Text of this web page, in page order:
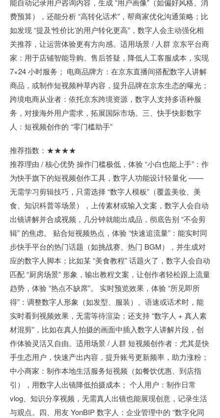
能自动记录用户咨询内容，生成 “用户画像”（如偏好风格、消
费预算），还能分析 “高转化话术”，帮商家优化沟通策略；比
如发现 “提及‘性价比’的用户转化更高”，数字人会主动强化相
关推荐，让运营体验更有方向感。适用场景 / 人群 京东平台商
家：用于店铺智能导购、售后答疑，降低人工客服成本，实现
7×24 小时服务； 电商品牌方：在京东直播间搭配数字人讲解
商品，或制作短视频种草内容，提升品牌在京东生态的曝光；
跨境电商从业者：依托京东跨境资源，数字人支持多语种服
务，对接海外用户需求，拓展国际市场。三、快手快影数字
人：短视频创作的 “零门槛助手”
推荐指数：★★★★
推荐理由 / 核心优势 操作门槛极低，体验 “小白也能上手”：作
为快手旗下的短视频创作工具，数字人功能设计轻量化 ——
无需学习剪辑技巧，只需选择 “数字人模板”（覆盖美妆、美
食、知识科普等场景），上传素材或输入文案，数字人会自动
出镜讲解并合成视频，几分钟就能出成品，彻底告别 “不会剪
辑” 的焦虑。 贴合短视频热点，体验 “快速追流量”：能实时同
步快手平台的热门话题（如挑战赛、热门 BGM），并生成对
应的数字人脚本；比如某 “美食教程” 话题火了，数字人会自动
匹配 “厨房场景” 形象，输出教程文案，让创作者轻松跟上流量
趋势，体验 “热点不缺席”。 实时预览效果，体验 “所见即所
得”：调整数字人形象（如发型、服装）、语速或话术时，能
实时看到视频效果，无需等待渲染；还支持 “数字人 + 真人素
材混剪”，比如在真人拍摄的画面中插入数字人讲解片段，创
作体验灵活又自由。适用场景 / 人群 短视频创作者：尤其是快
手生态用户，快速产出内容，提升账号更新频率，助力涨粉；
中小商家：制作本地生活服务短视频（如餐饮优惠、到店指
引），用数字人出镜降低拍摄成本； 个人用户：制作日常
vlog、知识分享视频，无需真人出镜也能展现创意，记录生活
与观点。四、用友 YonBIP 数字人：企业管理中的 “数字化同